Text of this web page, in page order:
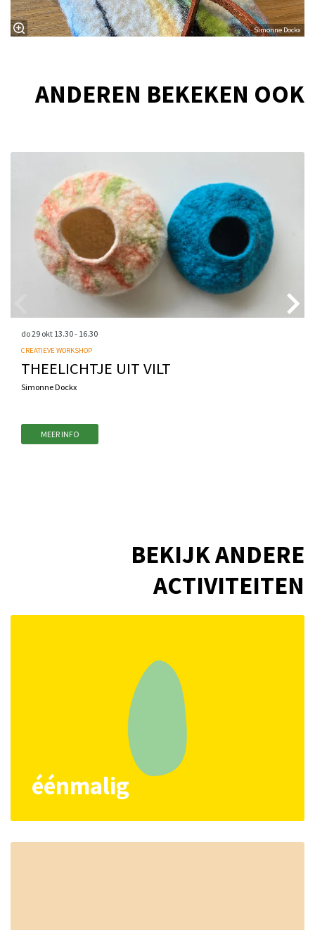
Simonne Dockx
ANDEREN BEKEKEN OOK
THEELICHTJE UIT VILT
Simonne Dockx
CREATIEVE WORKSHOP
do 29 okt 13.30 - 16.30
MEER INFO
BEKIJK ANDERE
ACTIVITEITEN
éénmalig